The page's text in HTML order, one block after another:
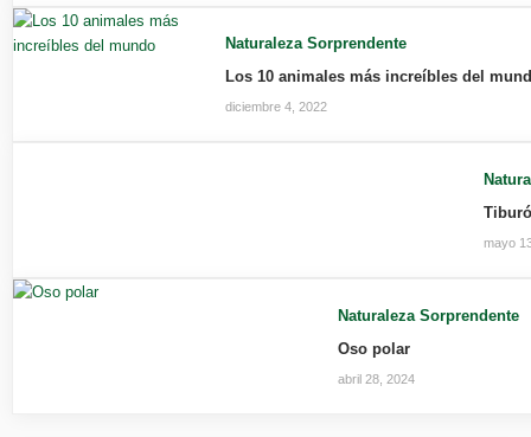
Naturaleza Sorprendente
Los 10 animales más increíbles del
diciembre 4, 2022
mayo
Naturaleza Sorprendente
Oso polar
abril 28, 2024